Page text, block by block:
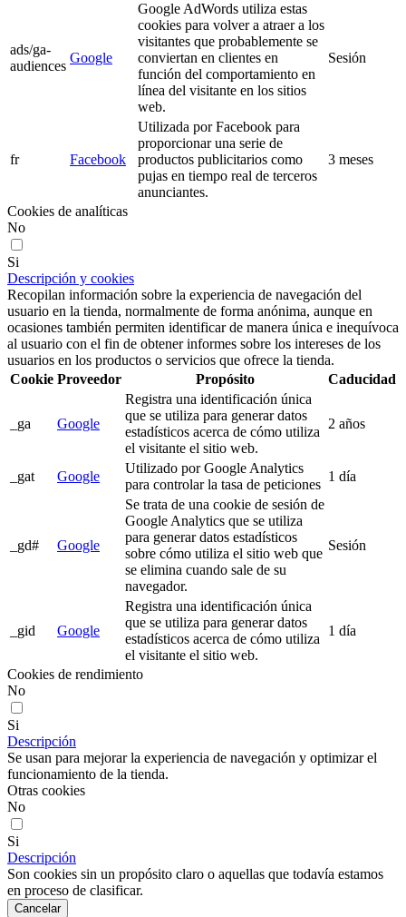
ads/ga-
audiences
Google
Google AdWords utiliza estas
cookies para volver a atraer a los
visitantes que probablemente se
conviertan en clientes en
función del comportamiento en
línea del visitante en los sitios
web.
Sesión
fr Facebook
Utilizada por Facebook para
proporcionar una serie de
productos publicitarios como
pujas en tiempo real de terceros
anunciantes.
3 meses
Cookies de analíticas
No
Si
Descripción y cookies
Recopilan información sobre la experiencia de navegación del
usuario en la tienda, normalmente de forma anónima, aunque en
ocasiones también permiten identificar de manera única e inequívoca
al usuario con el fin de obtener informes sobre los intereses de los
usuarios en los productos o servicios que ofrece la tienda.
Cookie Proveedor Propósito Caducidad
_ga Google
Registra una identificación única
que se utiliza para generar datos
estadísticos acerca de cómo utiliza
el visitante el sitio web.
2 años
_gat Google
Utilizado por Google Analytics
para controlar la tasa de peticiones
1 día
_gd# Google
Se trata de una cookie de sesión de
Google Analytics que se utiliza
para generar datos estadísticos
sobre cómo utiliza el sitio web que
se elimina cuando sale de su
navegador.
Sesión
_gid Google
Registra una identificación única
que se utiliza para generar datos
estadísticos acerca de cómo utiliza
el visitante el sitio web.
1 día
Cookies de rendimiento
No
Si
Descripción
Se usan para mejorar la experiencia de navegación y optimizar el
funcionamiento de la tienda.
Otras cookies
No
Si
Descripción
Son cookies sin un propósito claro o aquellas que todavía estamos
en proceso de clasificar.
Cancelar